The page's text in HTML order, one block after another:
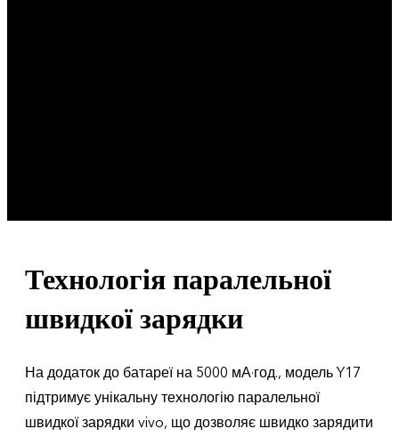
Технологія паралельної
швидкої зарядки
На додаток до батареї на 5000 мА·год., модель Y17
підтримує унікальну технологію паралельної
швидкої зарядки vivo, що дозволяє швидко зарядити